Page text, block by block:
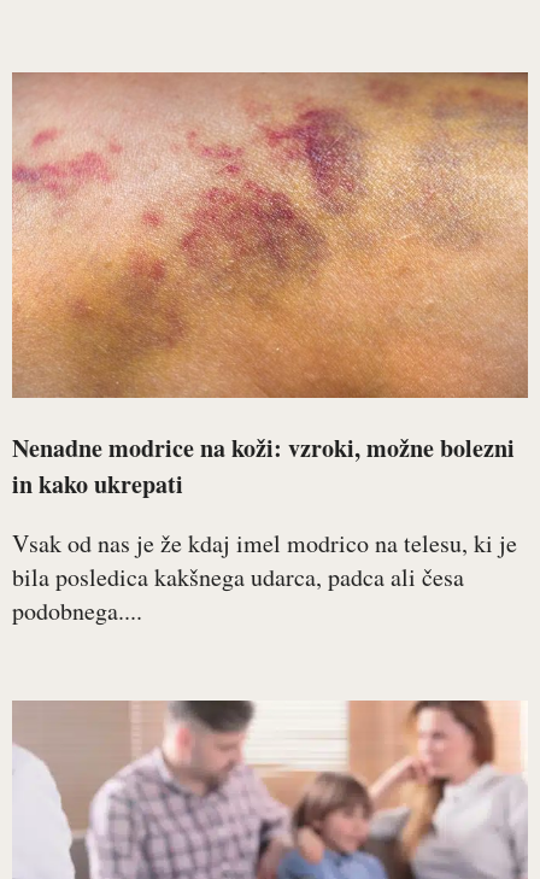
Nenadne modrice na koži: vzroki, možne bolezni
in kako ukrepati
Vsak od nas je že kdaj imel modrico na telesu, ki je
bila posledica kakšnega udarca, padca ali česa
podobnega....